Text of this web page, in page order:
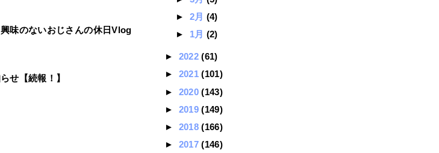
味のないおじさんの休日Vlog
せ【続報！】
► 2月 (4)
► 1月 (2)
► 2022(61)
► 2021(101)
► 2020(143)
► 2019(149)
► 2018(166)
► 2017(146)